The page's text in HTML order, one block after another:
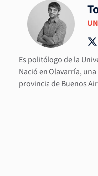
Es politólogo de la
Nació en Olavarría,
provincia de Buenos